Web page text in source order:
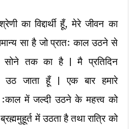
का विद्दार्थी हूँ, मेरे जीवन का
सा है जो प्रात: काल उठने से
सोने तक का है | मै प्रतिदिन
उठ जाता हूँ | एक बार हमारे
:काल में जल्दी उठने के महत्त्व को
में उठता है तथा रात्रि को